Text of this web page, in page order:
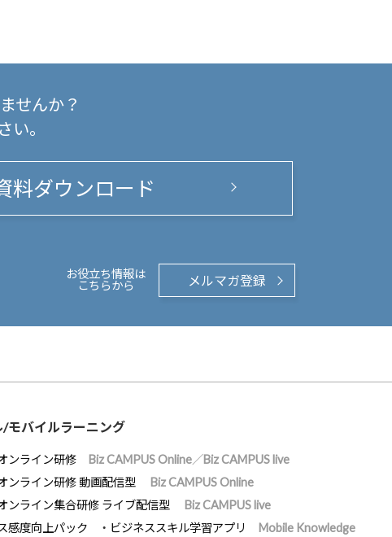
せんか？
。
料ダウンロード
お役立ち情報は
こちらから
メルマガ登録
/モバイルラーニング
ンライン研修
Biz CAMPUS Online／Biz CAMPUS live
ンライン研修 動画配信型
Biz CAMPUS Online
ンライン集合研修 ライブ配信型
Biz CAMPUS live
感度向上パック
ビジネススキル学習アプリ
Mobile Knowledge